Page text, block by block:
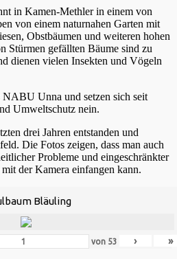
in Kamen-Methler in einem von
von einem naturnahen Garten mit
Obstbäumen und weiteren hohen
Stürmen gefällten Bäume sind zu
dienen vielen Insekten und Vögeln
Unna und setzen sich seit
Umweltschutz nein.
drei Jahren entstanden und
Die Fotos zeigen, dass man auch
Probleme und eingeschränkter
der Kamera einfangen kann.
Bläuling
von 53 › »